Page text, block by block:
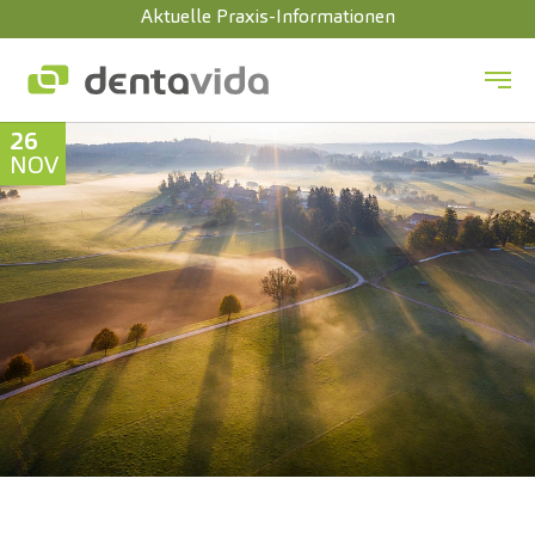
Zum Hauptinhalt springen
Aktuelle Praxis-Informationen
26
NOV